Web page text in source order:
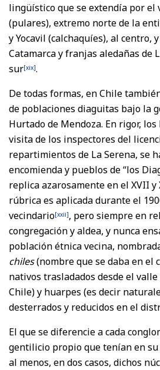
lingüístico que se extendía por el
(pulares), extremo norte de la
y Yocavil (calchaquíes), al centro,
Catamarca y franjas aledañas de
sur[xix].
De todas formas, en Chile
de poblaciones diaguitas bajo la
Hurtado de Mendoza. En rigor,
visita de los inspectores del
repartimientos de La Serena, se
encomienda y pueblos de “los
replica azarosamente en el XVII y
rúbrica es aplicada durante el
vecindario[xxii], pero siempre en
congregación y aldea, y nunca
población étnica vecina,
chiles(nombre que se daba en el
nativos trasladados desde el valle
Chile) y huarpes (es decir
desterrados y reducidos en el
El que se diferencie a cada
gentilicio propio que tenían en
al menos, en dos casos, dichos